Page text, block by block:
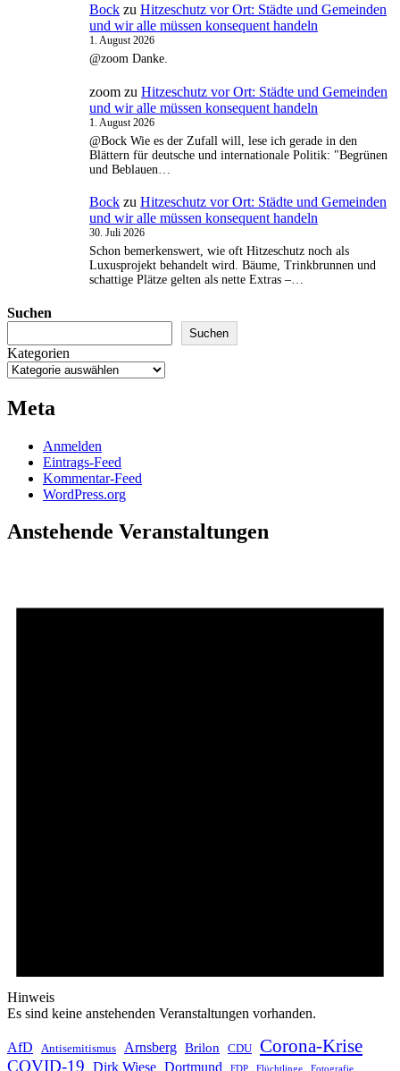
Bock zu Hitzeschutz vor Ort: Städte und Gemeinden
und wir alle müssen konsequent handeln
1. August 2026
@zoom Danke.
zoom zu Hitzeschutz vor Ort: Städte und Gemeinden
und wir alle müssen konsequent handeln
1. August 2026
@Bock Wie es der Zufall will, lese ich gerade in den
Blättern für deutsche und internationale Politik: "Begrünen
und Beblauen…
Bock zu Hitzeschutz vor Ort: Städte und Gemeinden
und wir alle müssen konsequent handeln
30. Juli 2026
Schon bemerkenswert, wie oft Hitzeschutz noch als
Luxusprojekt behandelt wird. Bäume, Trinkbrunnen und
schattige Plätze gelten als nette Extras –…
Suchen
Suchen
Kategorien
Meta
Anmelden
Eintrags-Feed
Kommentar-Feed
WordPress.org
Anstehende Veranstaltungen
Hinweis
Es sind keine anstehenden Veranstaltungen vorhanden.
AfD Antisemitismus Arnsberg Brilon CDU Corona-Krise
COVID-19 Dirk Wiese Dortmund FDP Flüchtlinge Fotografie